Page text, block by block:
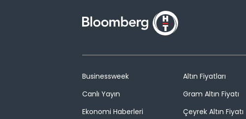
Businessweek
Canlı Yayın
Ekonomi Haberleri
Altın Fiyatları
Gram Altın Fiyatı
Çeyrek Altın Fiyatı